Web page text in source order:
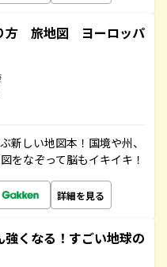
方 旅地図 ヨーロッパ
新しい地図本！国境や州、
をなぞって脳もイキイキ！
詳細を見る
強くなる！すごい地球の